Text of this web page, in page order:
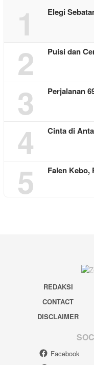
1 Elegi
2 Puisi dan
3 Perjalanan
4 Cinta di
5 Falen
REDAKSI
CONTACT
DISCLAIMER
Facebook